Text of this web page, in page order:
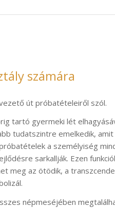
számára
út próbatételeiről szól.
tartó gyermeki lét
tudatszintre emelkedik,
a személyiség
sarkallják. Ezen
meg az ötödik, a
népmeséjében